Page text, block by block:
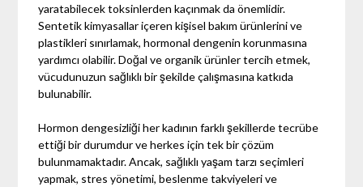
yaratabilecek toksinlerden kaçınmak da önemlidir.
Sentetik kimyasallar içeren kişisel bakım ürünlerini ve
plastikleri sınırlamak, hormonal dengenin korunmasına
yardımcı olabilir. Doğal ve organik ürünler tercih etmek,
vücudunuzun sağlıklı bir şekilde çalışmasına katkıda
bulunabilir.
Hormon dengesizliği her kadının farklı şekillerde tecrübe
ettiği bir durumdur ve herkes için tek bir çözüm
bulunmamaktadır. Ancak, sağlıklı yaşam tarzı seçimleri
yapmak, stres yönetimi, beslenme takviyeleri ve